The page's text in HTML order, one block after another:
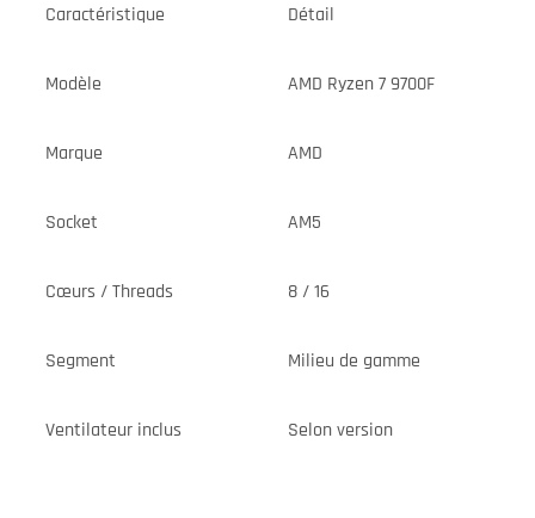
Caractéristique Détail
Modèle AMD Ryzen 7 9700F
Marque AMD
Socket AM5
Cœurs / Threads 8 / 16
Segment Milieu de gamme
Ventilateur inclus Selon version